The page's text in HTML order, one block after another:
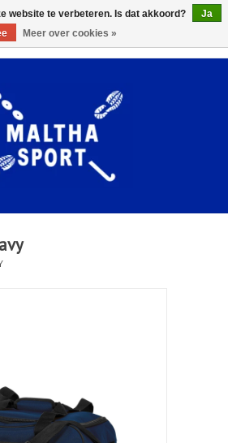
website te verbeteren. Is dat akkoord?
Ja
Meer over cookies »